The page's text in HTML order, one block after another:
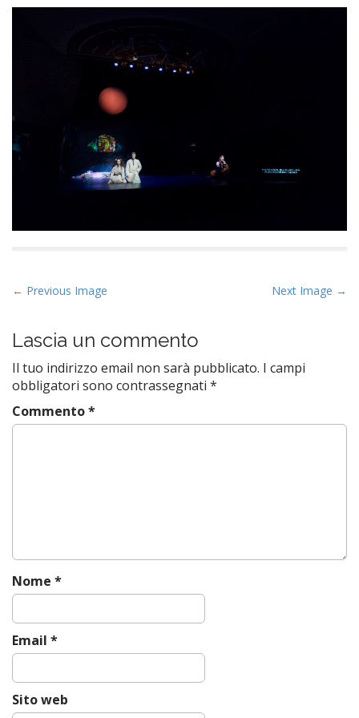
P
s
t
n
a
v
n
← Previous Image Next Image →
Lascia un commento
Il tuo indirizzo email non sarà pubblicato. I campi
obbligatori sono contrassegnati *
Commento*
Nome *
Email *
Sito web